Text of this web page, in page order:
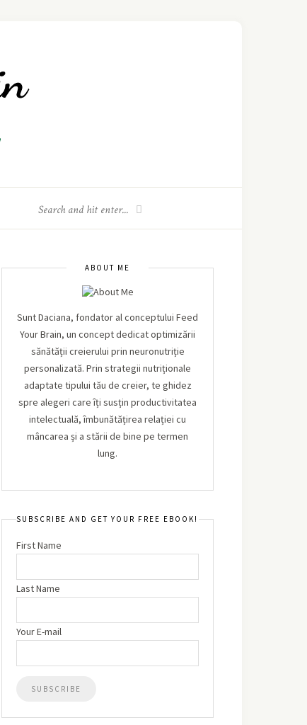
ABOUT ME
Sunt Daciana, fondator al conceptului Feed
Your Brain, un concept dedicat optimizării
sănătății creierului prin neuronutriție
personalizată. Prin strategii nutriționale
adaptate tipului tău de creier, te ghidez
spre alegeri care îți susțin productivitatea
intelectuală, îmbunătățirea relației cu
mâncarea și a stării de bine pe termen
lung.
SUBSCRIBE AND GET YOUR FREE EBOOK!
First Name
Last Name
Your E-mail